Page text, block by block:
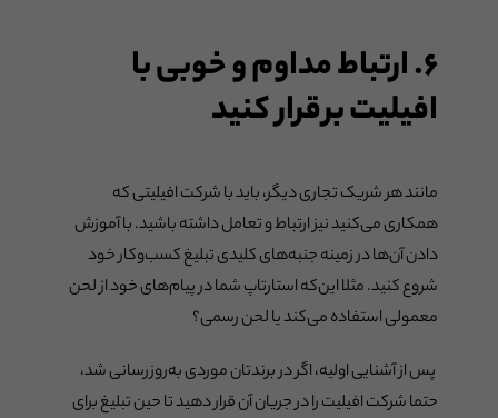
۶. ارتباط مداوم و خوبی با
افیلیت برقرار کنید
مانند هر شریک تجاری دیگر، باید با شرکت افیلیتی که
همکاری می‌کنید نیز ارتباط و تعامل داشته باشید. با آموزش
دادن آن‌ها در زمینه جنبه‌های کلیدی تبلیغ کسب‌وکار خود
شروع کنید. مثلا این‌که استارتاپ شما در پیام‌های خود از لحن
معمولی استفاده می‌کند یا لحن رسمی؟
پس از آشنایی اولیه، اگر در برندتان موردی به‌روزرسانی شد،
حتما شرکت افیلیت را در جریان آن قرار دهید تا حین تبلیغ برای